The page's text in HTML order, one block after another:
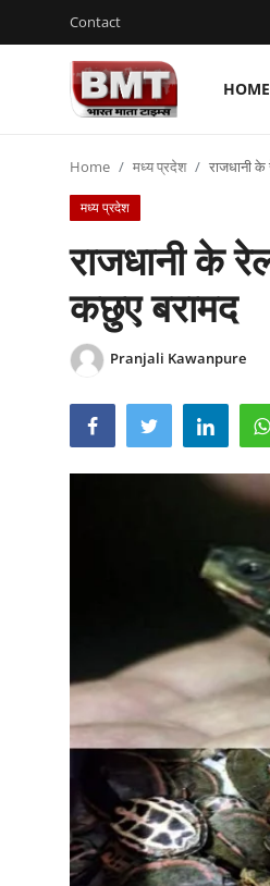
Contact
HOME
Login
राष्ट्रीय समाचार
अंतरराष्ट्रीय समाचार
राज्य समाचार
व्यापार और अर्थव्यवस्था
Home मध्य प्रदेश राजधानी
मध्य प्रदेश
राजधानी के
कछुए बरामद
Pranjali Kawanpure